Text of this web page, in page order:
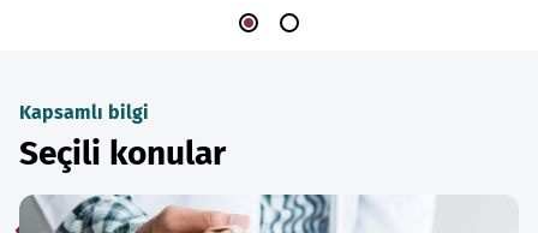
Kapsamlı bilgi
Seçili konular